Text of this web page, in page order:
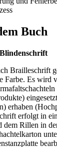
Buch
Brailleschrift
Farbe. Es wird
erhaben
erfolgt in
dem Rillen in